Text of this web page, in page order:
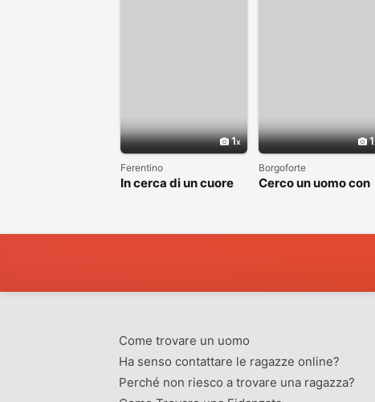
1
Ferentino
In cerca di un cuore
1
Borgoforte
Cerco un uomo con
Come trovare un uomo
Ha senso contattare le ragazze online?
Perché non riesco a trovare una ragazza?